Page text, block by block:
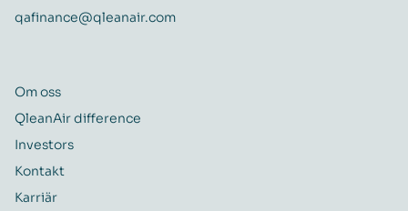
qafinance@qleanair.com
Om oss
QleanAir difference
Investors
Kontakt
Karriär